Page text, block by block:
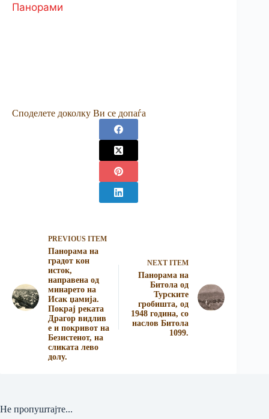
Панорами
Споделете доколку Ви се допаѓа
PREVIOUS ITEM
Панорама на
градот кон
исток,
направена од
минарето на
Исак џамија.
Покрај реката
Драгор видлив
е и покривот на
Безистенот, на
сликата лево
долу.
NEXT ITEM
Панорама на
Битола од
Турските
гробишта, од
1948 година, со
наслов Битола
1099.
Не пропуштајте...